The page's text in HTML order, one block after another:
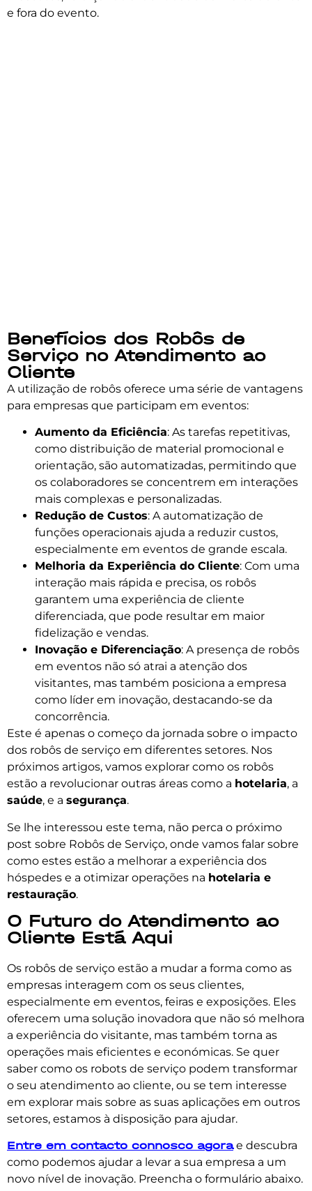
e fora do evento.
Benefícios dos Robôs de
Serviço no Atendimento ao
Cliente
A utilização de robôs oferece uma série de vantagens
para empresas que participam em eventos:
Aumento da Eficiência: As tarefas repetitivas,
como distribuição de material promocional e
orientação, são automatizadas, permitindo que
os colaboradores se concentrem em interações
mais complexas e personalizadas.
Redução de Custos: A automatização de
funções operacionais ajuda a reduzir custos,
especialmente em eventos de grande escala.
Melhoria da Experiência do Cliente: Com uma
interação mais rápida e precisa, os robôs
garantem uma experiência de cliente
diferenciada, que pode resultar em maior
fidelização e vendas.
Inovação e Diferenciação: A presença de robôs
em eventos não só atrai a atenção dos
visitantes, mas também posiciona a empresa
como líder em inovação, destacando-se da
concorrência.
Este é apenas o começo da jornada sobre o impacto
dos robôs de serviço em diferentes setores. Nos
próximos artigos, vamos explorar como os robôs
estão a revolucionar outras áreas como a hotelaria, a
saúde, e a segurança.
Se lhe interessou este tema, não perca o próximo
post sobre Robôs de Serviço, onde vamos falar sobre
como estes estão a melhorar a experiência dos
hóspedes e a otimizar operações na hotelaria e
restauração.
O Futuro do Atendimento ao
Cliente Está Aqui
Os robôs de serviço estão a mudar a forma como as
empresas interagem com os seus clientes,
especialmente em eventos, feiras e exposições. Eles
oferecem uma solução inovadora que não só melhora
a experiência do visitante, mas também torna as
operações mais eficientes e económicas. Se quer
saber como os robots de serviço podem transformar
o seu atendimento ao cliente, ou se tem interesse
em explorar mais sobre as suas aplicações em outros
setores, estamos à disposição para ajudar.
Entre em contacto connosco agorae descubra
como podemos ajudar a levar a sua empresa a um
novo nível de inovação. Preencha o formulário abaixo.